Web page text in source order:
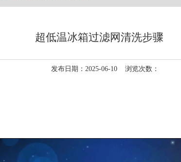
超低温冰箱过滤网清洗步骤
发布日期：2025-06-10 浏览次数：